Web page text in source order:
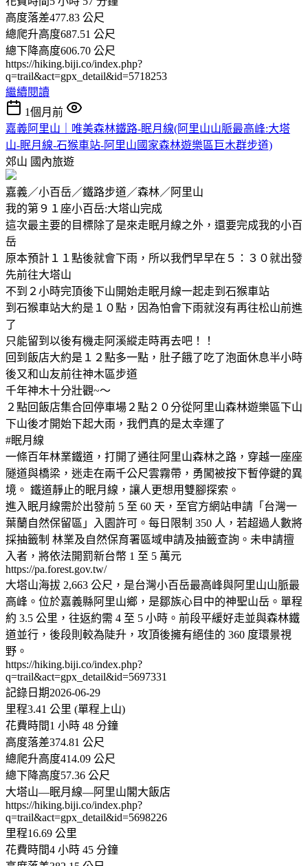
高度落差477.83 公尺
總爬升高度687.51 公尺
總下降高度606.70 公尺
https://hiking.biji.co/index.php?
q=trail&act=gpx_detail&id=5718253
繼續閱讀
1個月前
嘉義阿里山｜唯美森林鐵路-眠月線(阿里山山脈最高峰:大塔
山-眠月線-石猴車站-阿里山國家森林遊樂區巨木群步道)
郊山 國內旅遊
嘉義／小百岳／鐵路步道／森林／阿里山
我的第９１座小百岳:大塔山完成
這次最主要的目標除了是來走眠月線之外，還要完成我的小百
岳
原本預計１１點後就會下雨，所以我們早早在５：３０就出發
先前往大塔山
不到２小時完頂後下山開始走眠月線一起走到石猴車站
到石猴車站大約是１０點，因為怕會下雨就沒有再往松山前進
了
只能留到以後有機走阿溪縱走時再去吧！！
回到飯店大約是１２點多一點，肚子餓了吃了泡面休息半小時
後又和山友前往神木區步道
千年神木十分壯觀~～
２點回飯店集合回停車場２點２０分從阿里山森林遊樂區下山
下山後才開始下起大雨，我們真的是太幸運了
#眠月線
一條百年林業鐵道，打開了通往阿里山森林之路，穿越一座座
隧道與橋梁，迷走在兩千公尺雲霧帶，勇闖被按下暫停鍵的異
境。 鐵道靜止的眠月線，讓人更想用雙腳探索。
進入眠月線需於出發前 5 至 60 天，至官方網站申請「台灣一
葉蘭自然保留區」入園許可。每日限制 350 人，若超過人數將
採抽籤制 林業及自然保育署區域申請及抽籤查詢。未申請擅
入者，將依法開罰新台幣 1 至 5 萬元
https://pa.forest.gov.tw/
大塔山海拔 2,663 公尺，是台灣小百岳最高峰與阿里山山脈最
高峰。位於嘉義縣阿里山鄉，是鄒族心目中的神聖山岳。單程
約 3.5 公里，往返約需 4 至 5 小時。前段平緩好走並與森林鐵
道並行，後段則較為陡升，攻頂後擁有絕佳的 360 度環景視
野。
https://hiking.biji.co/index.php?
q=trail&act=gpx_detail&id=5697331
記錄日期2026-06-29
里程3.41 公里 (單程上山)
花費時間1 小時 48 分鐘
高度落差374.81 公尺
總爬升高度414.09 公尺
總下降高度57.36 公尺
大塔山—眠月線—阿里山閣大飯店
https://hiking.biji.co/index.php?
q=trail&act=gpx_detail&id=5698226
里程16.69 公里
花費時間4 小時 45 分鐘